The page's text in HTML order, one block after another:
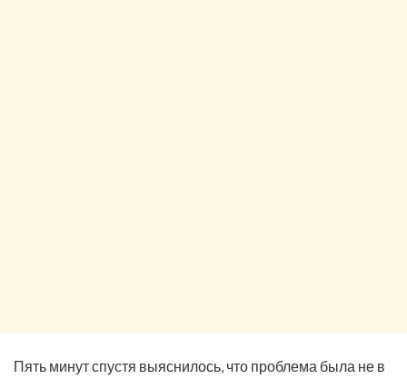
Пять минут спустя выяснилось, что проблема была не в